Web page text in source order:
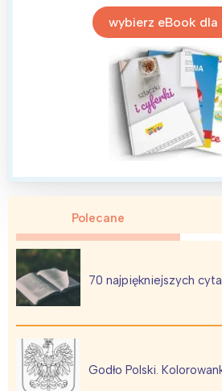
wybierz eBook dla
Polecane
70 najpiękniejszych
Godło Polski.